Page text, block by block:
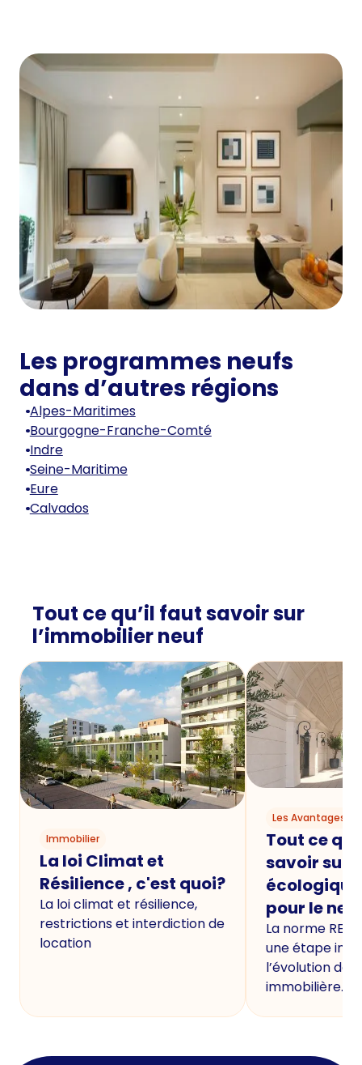
Les programmes neufs
dans d’autres régions
Alpes-Maritimes
Bourgogne-Franche-Comté
Indre
Seine-Maritime
Eure
Calvados
Tout ce qu’il faut savoir sur
l’immobilier neuf
Immobilier
La loi Climat et
Résilience , c'est quoi?
La loi climat et résilience,
restrictions et interdiction de
location
Les Avantages
Tout ce
savoir sur
écologique
pour le
La norme
une étape
l’évolution de
immobilière.